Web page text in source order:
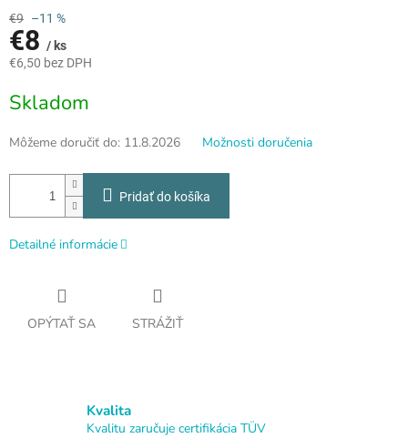
€9 –11 %
€8 / ks
€6,50 bez DPH
cena:
Skladom
Môžeme doručiť do: 11.8.2026 Možnosti doručenia
Pridať do košíka
Detailné informácie
OPÝTAŤ SA STRÁŽIŤ
Kvalita
Kvalitu zaručuje certifikácia TÜV